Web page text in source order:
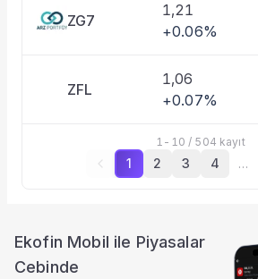
ZG7
1,21
+0.06%
ZFL
1,06
+0.07%
1 - 10 / 504 kayıt
1 2 3 4 …
Ekofin Mobil ile Piyasalar
Cebinde